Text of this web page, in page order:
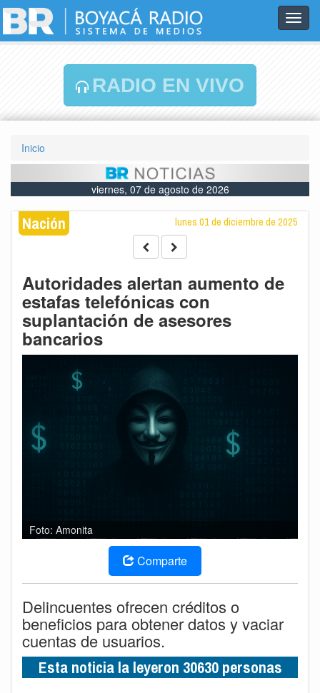
RADIO EN VIVO
Inicio
viernes, 07 de agosto de 2026
Nación lunes 01 de diciembre de 2025
Autoridades alertan aumento de
estafas telefónicas con
suplantación de asesores
bancarios
Foto: Amonita
Comparte
Delincuentes ofrecen créditos o
beneficios para obtener datos y vaciar
cuentas de usuarios.
Esta noticia la leyeron 30630 personas